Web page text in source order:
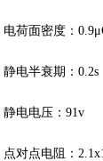
电荷面密度：
静电半衰期：0.2s
静电电压：91v
点对点电阻：